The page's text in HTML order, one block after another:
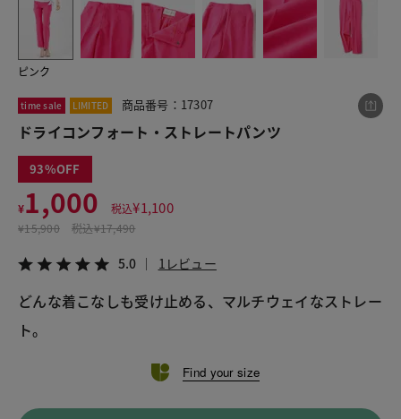
ピンク
6
time sale LIMITED 商品番号：17307
ドライコンフォート・ストレートパンツ
93
¥1,000 税込¥1,100
¥15,900 税込¥17,490
5.0 1レビュー
どんな着こなしも受け止める、マルチウェイなストレー
ト。
Find your size
この商品をシェアする
¥1,000 税込¥1,100